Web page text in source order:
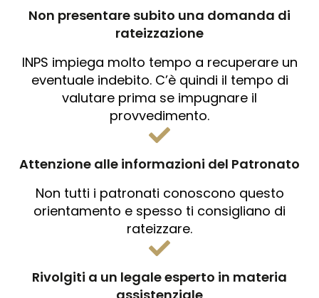
Non presentare subito una domanda di
rateizzazione
INPS impiega molto tempo a recuperare un
eventuale indebito. C’è quindi il tempo di
valutare prima se impugnare il
provvedimento.
Attenzione alle informazioni del Patronato
Non tutti i patronati conoscono questo
orientamento e spesso ti consigliano di
rateizzare.
Rivolgiti a un legale esperto in materia